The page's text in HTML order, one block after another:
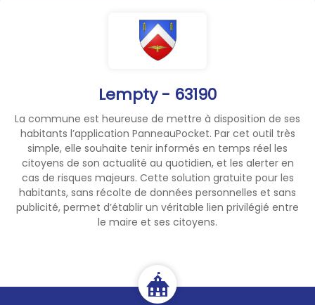
Lempty - 63190
La commune est heureuse de mettre à disposition de ses
habitants l’application PanneauPocket. Par cet outil très
simple, elle souhaite tenir informés en temps réel les
citoyens de son actualité au quotidien, et les alerter en
cas de risques majeurs. Cette solution gratuite pour les
habitants, sans récolte de données personnelles et sans
publicité, permet d’établir un véritable lien privilégié entre
le maire et ses citoyens.